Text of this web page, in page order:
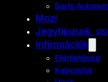
Darts
Mozi
Jegytípusok,
Információk
Elérhetőség
Kapcsolat